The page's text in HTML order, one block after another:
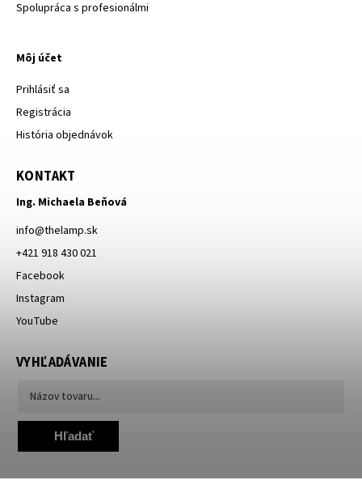
Spolupráca s profesionálmi
Môj účet
Prihlásiť sa
Registrácia
História objednávok
KONTAKT
Ing. Michaela Beňová
info@thelamp.sk
+421 918 430 021
Facebook
Instagram
YouTube
VYHĽADÁVANIE
Hľadať